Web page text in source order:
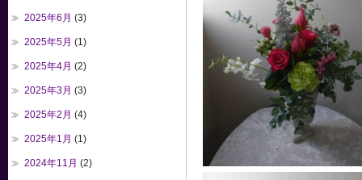
2025年6月 (3)
2025年5月 (1)
2025年4月 (2)
2025年3月 (3)
2025年2月 (4)
2025年1月 (1)
2024年11月 (2)